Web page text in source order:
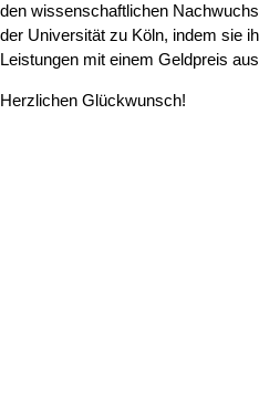
den wissenschaftlichen
der Universität zu Köln, indem sie
Leistungen mit einem Geldpreis
Herzlichen Glückwunsch!